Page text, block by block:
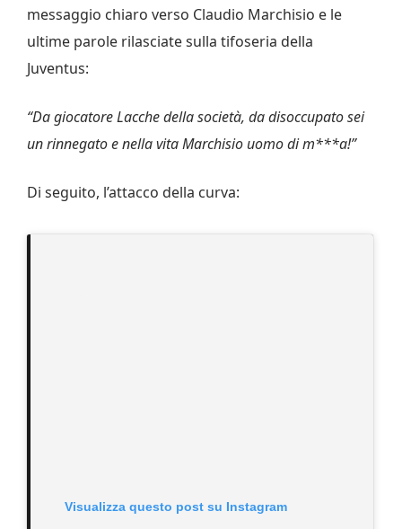
messaggio chiaro verso Claudio Marchisio e le
ultime parole rilasciate sulla tifoseria della
Juventus:
“Da giocatore Lacche della società, da disoccupato sei
un rinnegato e nella vita Marchisio uomo di m***a!”
Di seguito, l’attacco della curva:
Visualizza questo post su Instagram